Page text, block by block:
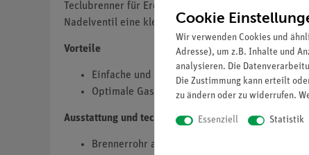
Teclubrenner für Erdgas, DIN.(Hinweis: DIN-
Nadelventil eine kleine Flamme weiter. Die
Vorteile
Einfache und optimale Einstellung der
Optimale Gaszufuhr / -regulierung durch
Ausstattung und technische Daten
Brennerrohr aus vernickeltem Messing
Cookie
Wir verwenden Cookies und
Adresse), um z.B. Inhalte und
analysieren. Die
Die Zustimmung kann erteilt
zu ändern oder zu widerrufen.
Essenziell Statistik